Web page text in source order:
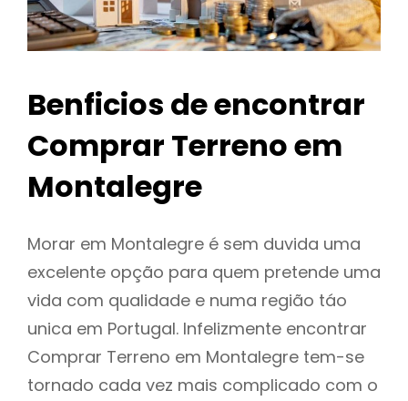
Benficios de encontrar
Comprar Terreno em
Montalegre
Morar em Montalegre é sem duvida uma
excelente opção para quem pretende uma
vida com qualidade e numa região táo
unica em Portugal. Infelizmente encontrar
Comprar Terreno em Montalegre tem-se
tornado cada vez mais complicado com o